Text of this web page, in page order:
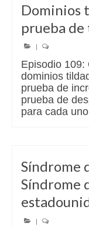
Dominios
prueba
|
Episodio 109:
dominios
prueba de
prueba de
para cada
Síndrome
Síndrome
|